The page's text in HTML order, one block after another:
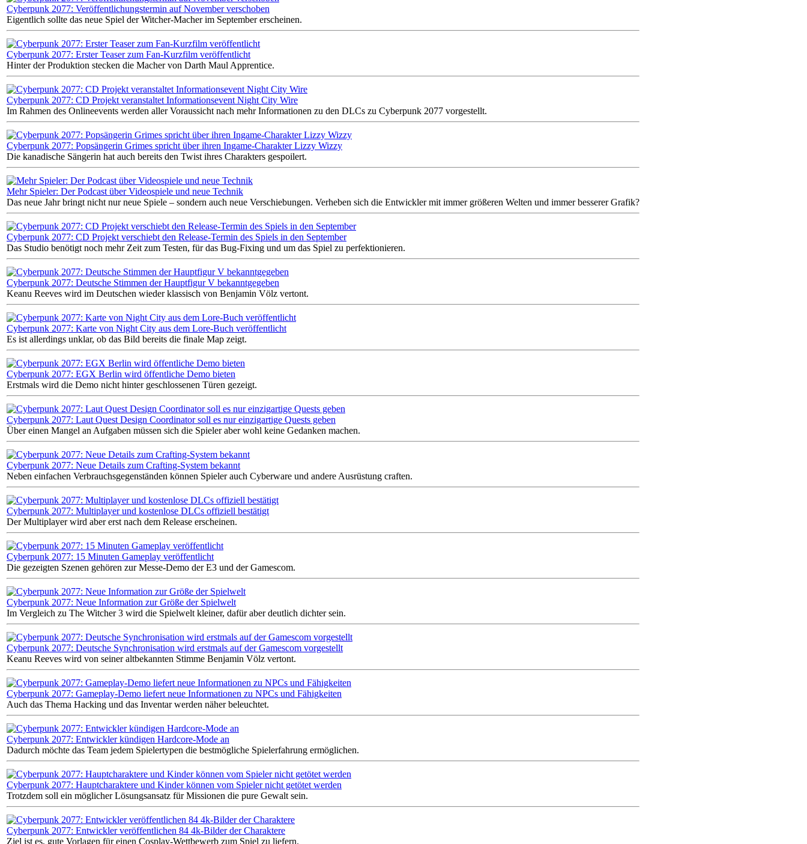
Cyberpunk 2077: Veröffentlichungstermin auf November verschoben
Eigentlich sollte das neue Spiel der Witcher-Macher im September erscheinen.
Cyberpunk 2077: Erster Teaser zum Fan-Kurzfilm veröffentlicht
Hinter der Produktion stecken die Macher von Darth Maul Apprentice.
Cyberpunk 2077: CD Projekt veranstaltet Informationsevent Night City Wire
Im Rahmen des Onlineevents werden aller Voraussicht nach mehr Informationen zu den DLCs zu Cyberpunk 2077 vorgestellt.
Cyberpunk 2077: Popsängerin Grimes spricht über ihren Ingame-Charakter Lizzy Wizzy
Die kanadische Sängerin hat auch bereits den Twist ihres Charakters gespoilert.
Mehr Spieler: Der Podcast über Videospiele und neue Technik
Das neue Jahr bringt nicht nur neue Spiele – sondern auch neue Verschiebungen. Verheben sich die Entwickler mit immer größeren Welten und immer besserer Grafik?
Cyberpunk 2077: CD Projekt verschiebt den Release-Termin des Spiels in den September
Das Studio benötigt noch mehr Zeit zum Testen, für das Bug-Fixing und um das Spiel zu perfektionieren.
Cyberpunk 2077: Deutsche Stimmen der Hauptfigur V bekanntgegeben
Keanu Reeves wird im Deutschen wieder klassisch von Benjamin Völz vertont.
Cyberpunk 2077: Karte von Night City aus dem Lore-Buch veröffentlicht
Es ist allerdings unklar, ob das Bild bereits die finale Map zeigt.
Cyberpunk 2077: EGX Berlin wird öffentliche Demo bieten
Erstmals wird die Demo nicht hinter geschlossenen Türen gezeigt.
Cyberpunk 2077: Laut Quest Design Coordinator soll es nur einzigartige Quests geben
Über einen Mangel an Aufgaben müssen sich die Spieler aber wohl keine Gedanken machen.
Cyberpunk 2077: Neue Details zum Crafting-System bekannt
Neben einfachen Verbrauchsgegenständen können Spieler auch Cyberware und andere Ausrüstung craften.
Cyberpunk 2077: Multiplayer und kostenlose DLCs offiziell bestätigt
Der Multiplayer wird aber erst nach dem Release erscheinen.
Cyberpunk 2077: 15 Minuten Gameplay veröffentlicht
Die gezeigten Szenen gehören zur Messe-Demo der E3 und der Gamescom.
Cyberpunk 2077: Neue Information zur Größe der Spielwelt
Im Vergleich zu The Witcher 3 wird die Spielwelt kleiner, dafür aber deutlich dichter sein.
Cyberpunk 2077: Deutsche Synchronisation wird erstmals auf der Gamescom vorgestellt
Keanu Reeves wird von seiner altbekannten Stimme Benjamin Völz vertont.
Cyberpunk 2077: Gameplay-Demo liefert neue Informationen zu NPCs und Fähigkeiten
Auch das Thema Hacking und das Inventar werden näher beleuchtet.
Cyberpunk 2077: Entwickler kündigen Hardcore-Mode an
Dadurch möchte das Team jedem Spielertypen die bestmögliche Spielerfahrung ermöglichen.
Cyberpunk 2077: Hauptcharaktere und Kinder können vom Spieler nicht getötet werden
Trotzdem soll ein möglicher Lösungsansatz für Missionen die pure Gewalt sein.
Cyberpunk 2077: Entwickler veröffentlichen 84 4k-Bilder der Charaktere
Ziel ist es, gute Vorlagen für einen Cosplay-Wettbewerb zum Spiel zu liefern.